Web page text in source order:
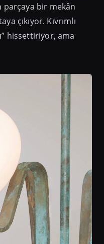
parçaya bir mekân
çıkıyor. Kıvrımlı
hissettiriyor, ama